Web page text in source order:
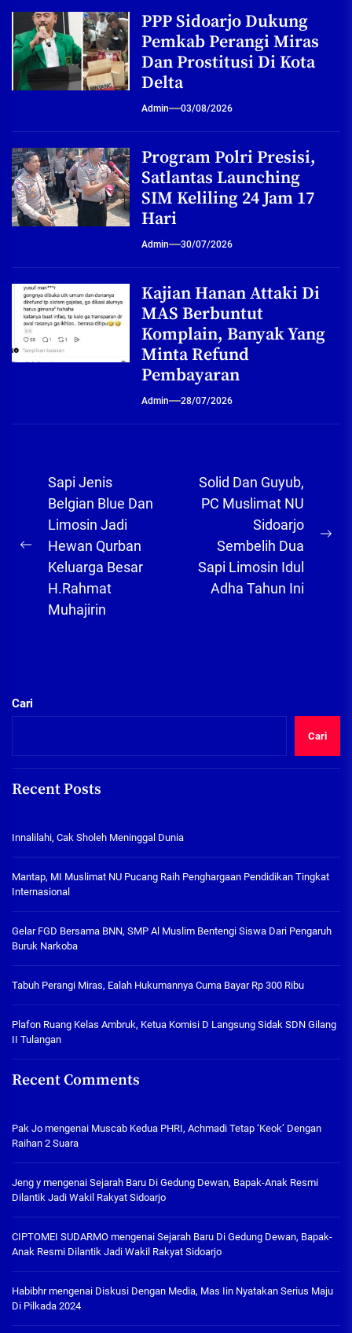
PPP Sidoarjo Dukung
Pemkab Perangi Miras
Dan Prostitusi Di Kota
Delta
Admin 03/08/2026
Program Polri Presisi,
Satlantas Launching
SIM Keliling 24 Jam 17
Hari
Admin 30/07/2026
Kajian Hanan Attaki Di
MAS Berbuntut
Komplain, Banyak Yang
Minta Refund
Pembayaran
Admin 28/07/2026
Navigasi
pos
Previous
post:
Sapi Jenis
Belgian Blue Dan
Limosin Jadi
Hewan Qurban
Keluarga Besar
H.Rahmat
Muhajirin
Solid Dan Guyub,
PC Muslimat NU
Sidoarjo
Sembelih Dua
Sapi Limosin Idul
Adha Tahun Ini
Cari
Cari
Recent Posts
Innalilahi, Cak Sholeh Meninggal Dunia
Mantap, MI Muslimat NU Pucang Raih Penghargaan Pendidikan Tingkat
Internasional
Gelar FGD Bersama BNN, SMP Al Muslim Bentengi Siswa Dari Pengaruh
Buruk Narkoba
Tabuh Perangi Miras, Ealah Hukumannya Cuma Bayar Rp 300 Ribu
Plafon Ruang Kelas Ambruk, Ketua Komisi D Langsung Sidak SDN Gilang
II Tulangan
Recent Comments
Pak Jo mengenai Muscab Kedua PHRI, Achmadi Tetap ‘Keok’ Dengan
Raihan 2 Suara
Jeng y mengenai Sejarah Baru Di Gedung Dewan, Bapak-Anak Resmi
Dilantik Jadi Wakil Rakyat Sidoarjo
CIPTOMEI SUDARMO mengenai Sejarah Baru Di Gedung Dewan, Bapak-
Anak Resmi Dilantik Jadi Wakil Rakyat Sidoarjo
Habibhrmengenai Diskusi Dengan Media, Mas Iin Nyatakan Serius Maju
Di Pilkada 2024